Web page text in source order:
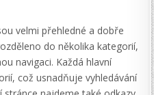
velmi přehledné a dobře
do několika kategorií,
navigaci. Každá hlavní
což usnadňuje vyhledávání